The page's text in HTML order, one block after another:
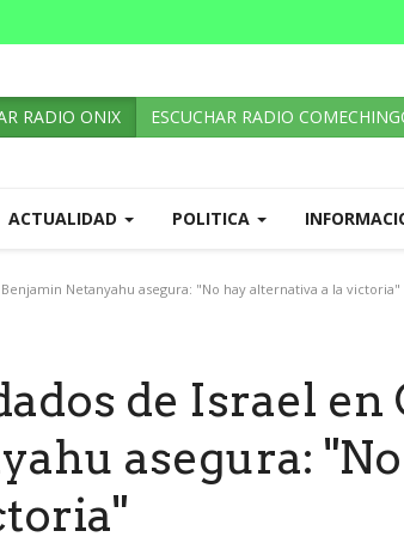
RADIO ONIX ESCUCHAR RADIO
ACTUALIDAD POLITICA
Netanyahu asegura: "No hay alternativa a la victoria"
de Israel en
asegura: